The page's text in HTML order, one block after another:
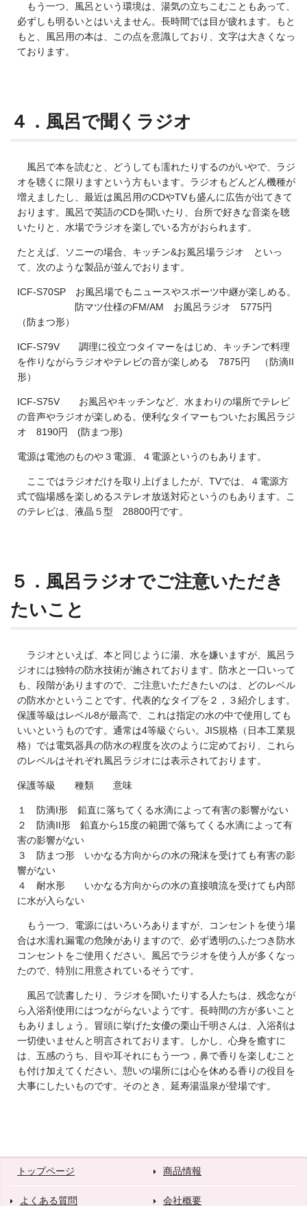
もう一つ、風呂という環境は、湯気の立ちこむこともあって、
必ずしも明るいとはいえません。長時間では目が疲れます。もと
もと、風呂用の本は、この点を意識しており、文字は大きくなっ
ております。
４．風呂で聞くラジオ
風呂で本を読むと、どうしても濡れたりするのがいやで、ラジ
オを聴くに限りますという方もいます。ラジオもどんどん機種が
増えましたし、最近は風呂用のCDやTVも盛んに広告が出てきて
おります。風呂で英語のCDを聞いたり、台所で好きな音楽を聴
いたりと、水場でラジオを楽しでいる方がおられます。
たとえば、ソニーの場合、キッチン&お風呂場ラジオ といっ
て、次のような製品が並んでおります。
ICF-S70SP お風呂場でもニュースやスポーツ中継が楽しめる。
防マツ仕様のFM/AM お風呂ラジオ 5775円
（防まつ形）
ICF-S79V 調理に役立つタイマーをはじめ、キッチンで料理
を作りながらラジオやテレビの音が楽しめる 7875円 （防滴II
形）
ICF-S75V お風呂やキッチンなど、水まわりの場所でテレビ
の音声やラジオが楽しめる。便利なタイマーもついたお風呂ラジ
オ 8190円 (防まつ形)
電源は電池のものや３電源、４電源というのもあります。
ここではラジオだけを取り上げましたが、TVでは、４電源方
式で臨場感を楽しめるステレオ放送対応というのもあります。こ
のテレビは、液晶５型 28800円です。
５．風呂ラジオでご注意いただき
たいこと
ラジオといえば、本と同じように湯、水を嫌いますが、風呂ラ
ジオには独特の防水技術が施されております。防水と一口いって
も、段階がありますので、ご注意いただきたいのは、どのレベル
の防水かということです。代表的なタイプを２，３紹介します。
保護等級はレベル8が最高で、これは指定の水の中で使用しても
いいというものです。通常は4等級ぐらい。JIS規格（日本工業規
格）では電気器具の防水の程度を次のように定めており、これら
のレベルはそれぞれ風呂ラジオには表示されております。
保護等級 種類 意味
１ 防滴I形 鉛直に落ちてくる水滴によって有害の影響がない
２ 防滴II形 鉛直から15度の範囲で落ちてくる水滴によって有
害の影響がない
３ 防まつ形 いかなる方向からの水の飛沫を受けても有害の影
響がない
４ 耐水形 いかなる方向からの水の直接噴流を受けても内部
に水が入らない
もう一つ、電源にはいろいろありますが、コンセントを使う場
合は水濡れ漏電の危険がありますので、必ず透明のふたつき防水
コンセントをご使用ください。風呂でラジオを使う人が多くなっ
たので、特別に用意されているそうです。
風呂で読書したり、ラジオを聞いたりする人たちは、残念なが
ら入浴剤使用にはつながらないようです。長時間の方が多いこと
もありましょう。冒頭に挙げた女優の栗山千明さんは、入浴剤は
一切使いませんと明言されております。しかし、心身を癒すに
は、五感のうち、目や耳それにもう一つ，鼻で香りを楽しむこと
も付け加えてください。憩いの場所には心を休める香りの役目を
大事にしたいものです。そのとき、延寿湯温泉が登場です。
トップページ 商品情報
よくある質問 会社概要